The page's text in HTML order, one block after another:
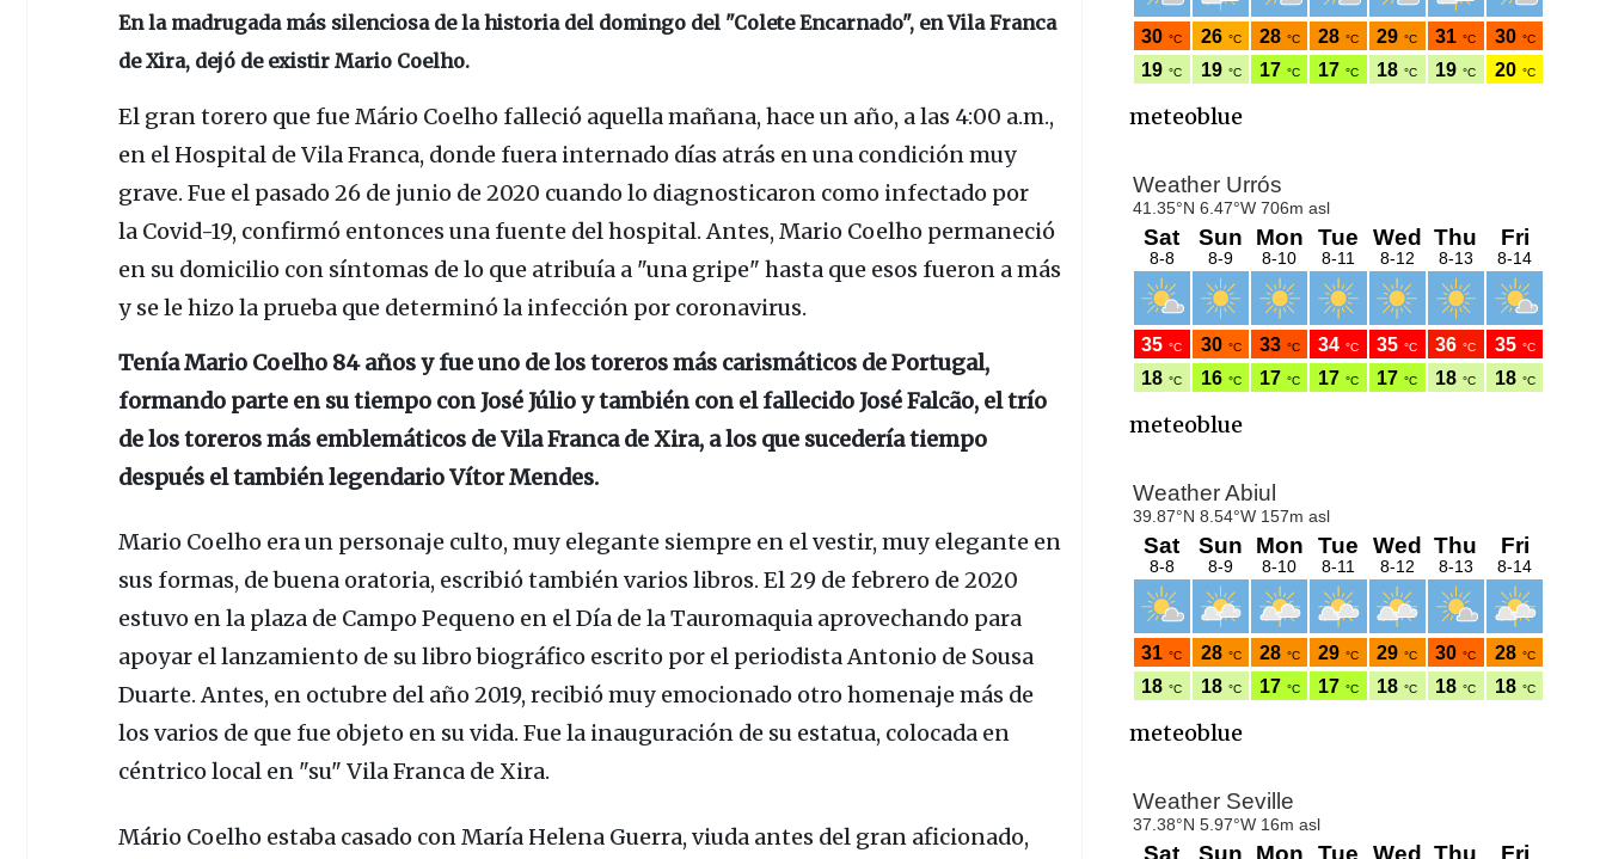
En la madrugada más silenciosa de la historia del domingo del "Colete Encarnado", en Vila Franca
de Xira, dejó de existir Mario Coelho.
El gran torero que fue Mário Coelho falleció aquella mañana, hace un año, a las 4:00 a.m.,
en el Hospital de Vila Franca, donde fuera internado días atrás en una condición muy
grave. Fue el pasado 26 de junio de 2020 cuando lo diagnosticaron como infectado por
la Covid-19, confirmó entonces una fuente del hospital. Antes, Mario Coelho permaneció
en su domicilio con síntomas de lo que atribuía a "una gripe" hasta que esos fueron a más
y se le hizo la prueba que determinó la infección por coronavirus.
Tenía Mario Coelho 84 años y fue uno de los toreros más carismáticos dePortugal,
formando parte en su tiempo con José Júlioy también con el fallecido José Falcão, el trío
de los toreros más emblemáticos de Vila Franca de Xira, a los que sucedería tiempo
después el también legendario Vítor Mendes.
Mario Coelho era un personaje culto, muy elegante siempre en el vestir, muy elegante en
sus formas, de buena oratoria, escribió también varios libros. El 29 de febrero de 2020
estuvo en la plaza de Campo Pequeno en elDía de la Tauromaquia aprovechando para
apoyar el lanzamiento de su libro biográfico escrito por el periodistaAntonio de Sousa
Duarte.Antes, en octubre del año 2019, recibió muy emocionado otro homenaje más de
los varios de que fue objeto en su vida. Fue la inauguración de su estatua, colocada en
céntrico local en "su" Vila Franca de Xira.
Mário Coelho estaba casado conMaría Helena Guerra, viuda antes del gran aficionado,
meteoblue
meteoblue
meteoblue